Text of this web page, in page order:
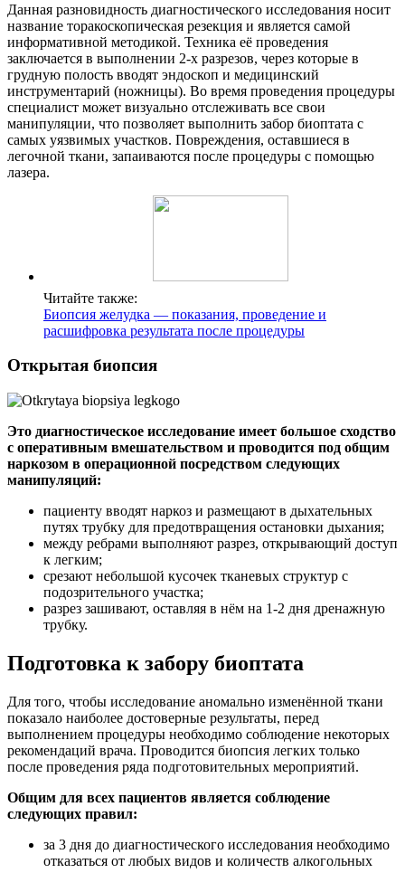
Данная разновидность диагностического исследования носит
название торакоскопическая резекция и является самой
информативной методикой. Техника её проведения
заключается в выполнении 2-х разрезов, через которые в
грудную полость вводят эндоскоп и медицинский
инструментарий (ножницы). Во время проведения процедуры
специалист может визуально отслеживать все свои
манипуляции, что позволяет выполнить забор биоптата с
самых уязвимых участков. Повреждения, оставшиеся в
легочной ткани, запаиваются после процедуры с помощью
лазера.
Читайте также:
Биопсия желудка — показания, проведение и
расшифровка результата после процедуры
Открытая биопсия
Это диагностическое исследование имеет большое сходство
с оперативным вмешательством и проводится под общим
наркозом в операционной посредством следующих
манипуляций:
пациенту вводят наркоз и размещают в дыхательных
путях трубку для предотвращения остановки дыхания;
между ребрами выполняют разрез, открывающий доступ
к легким;
срезают небольшой кусочек тканевых структур с
подозрительного участка;
разрез зашивают, оставляя в нём на 1-2 дня дренажную
трубку.
Подготовка к забору биоптата
Для того, чтобы исследование аномально изменённой ткани
показало наиболее достоверные результаты, перед
выполнением процедуры необходимо соблюдение некоторых
рекомендаций врача. Проводится биопсия легких только
после проведения ряда подготовительных мероприятий.
Общим для всех пациентов является соблюдение
следующих правил:
за 3 дня до диагностического исследования необходимо
отказаться от любых видов и количеств алкогольных